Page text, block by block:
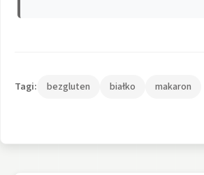
Tagi: bezgluten białko makaron